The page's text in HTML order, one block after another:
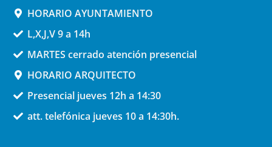
HORARIO AYUNTAMIENTO
L,X,J,V 9 a 14h
MARTES cerrado atención presencial
HORARIO ARQUITECTO
Presencial jueves 12h a 14:30
att. telefónica jueves 10 a 14:30h.